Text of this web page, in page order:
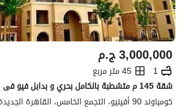
ج.م3,000,000
1
45 متر مربع
كومباوند 90 أفينيو، التجمع الخامس، القاهرة الجديدة، القاهرة